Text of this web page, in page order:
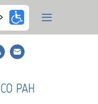
E-
mail
подписка